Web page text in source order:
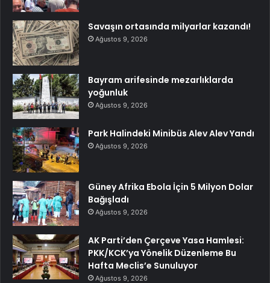
Savaşın ortasında milyarlar kazandı!
Ağustos 9, 2026
Bayram arifesinde mezarlıklarda
yoğunluk
Ağustos 9, 2026
Park Halindeki Minibüs Alev Alev Yandı
Ağustos 9, 2026
Güney Afrika Ebola İçin 5 Milyon Dolar
Bağışladı
Ağustos 9, 2026
AK Parti’den Çerçeve Yasa Hamlesi:
PKK/KCK’ya Yönelik Düzenleme Bu
Hafta Meclis’e Sunuluyor
Ağustos 9, 2026